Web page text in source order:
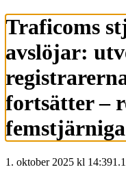
Traficoms
avslöjar:
fortsätter –
1. oktober 2025 kl 14:39